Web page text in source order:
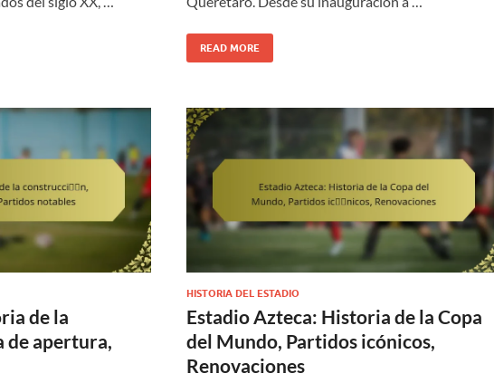
READ MORE
de la
de apertura,
HISTORIA DEL ESTADIO
Estadio Azteca: Historia de la Copa
del Mundo, Partidos icónicos,
Renovaciones